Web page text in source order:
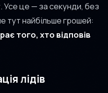
це — за секунди, без
тут найбільше грошей:
того, хто відповів
лідів